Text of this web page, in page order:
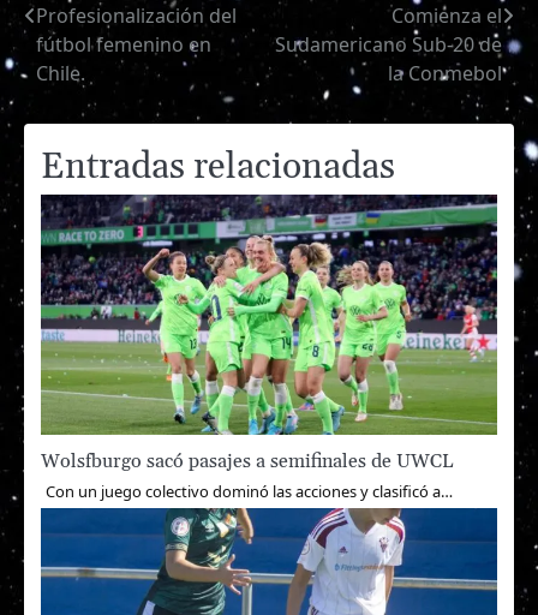
Navegación
de
entradas
Profesionalización del
fútbol femenino en
Chile.
Comienza el
Sudamericano Sub-20 de
la Conmebol
Entradas relacionadas
Wolsfburgo sacó pasajes a semifinales de UWCL
Con un juego colectivo dominó las acciones y clasificó a…